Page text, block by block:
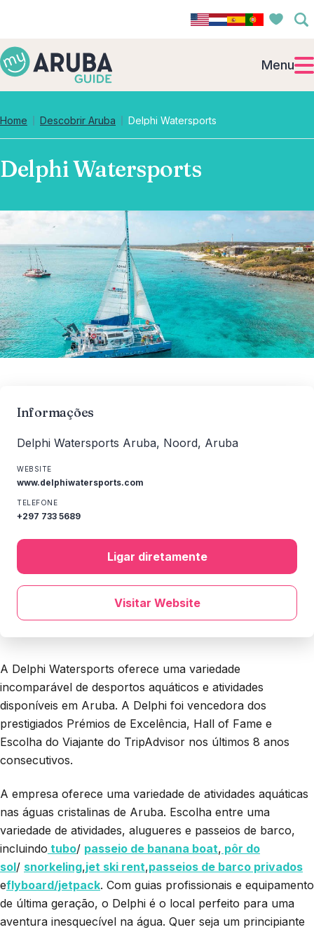
Menu
Home Descobrir Aruba Delphi Watersports
Delphi Watersports
A Delphi Watersports oferece uma variedade
incomparável de desportos aquáticos e atividades
disponíveis em Aruba. A Delphi foi vencedora dos
prestigiados Prémios de Excelência, Hall of Fame e
Escolha do Viajante do TripAdvisor nos últimos 8 anos
consecutivos.
A empresa oferece uma variedade de atividades aquáticas
nas águas cristalinas de Aruba. Escolha entre uma
variedade de atividades, alugueres e passeios de barco,
incluindo tubo/ passeio de banana boat, pôr do
sol/ snorkeling,jet ski rent,passeios de barco privados
eflyboard/jetpack. Com guias profissionais e equipamento
de última geração, o Delphi é o local perfeito para uma
aventura inesquecível na água. Quer seja um principiante
Informações
Delphi Watersports Aruba, Noord, Aruba
WEBSITE
www.delphiwatersports.com
TELEFONE
+297 733 5689
Ligar diretamente
Visitar Website